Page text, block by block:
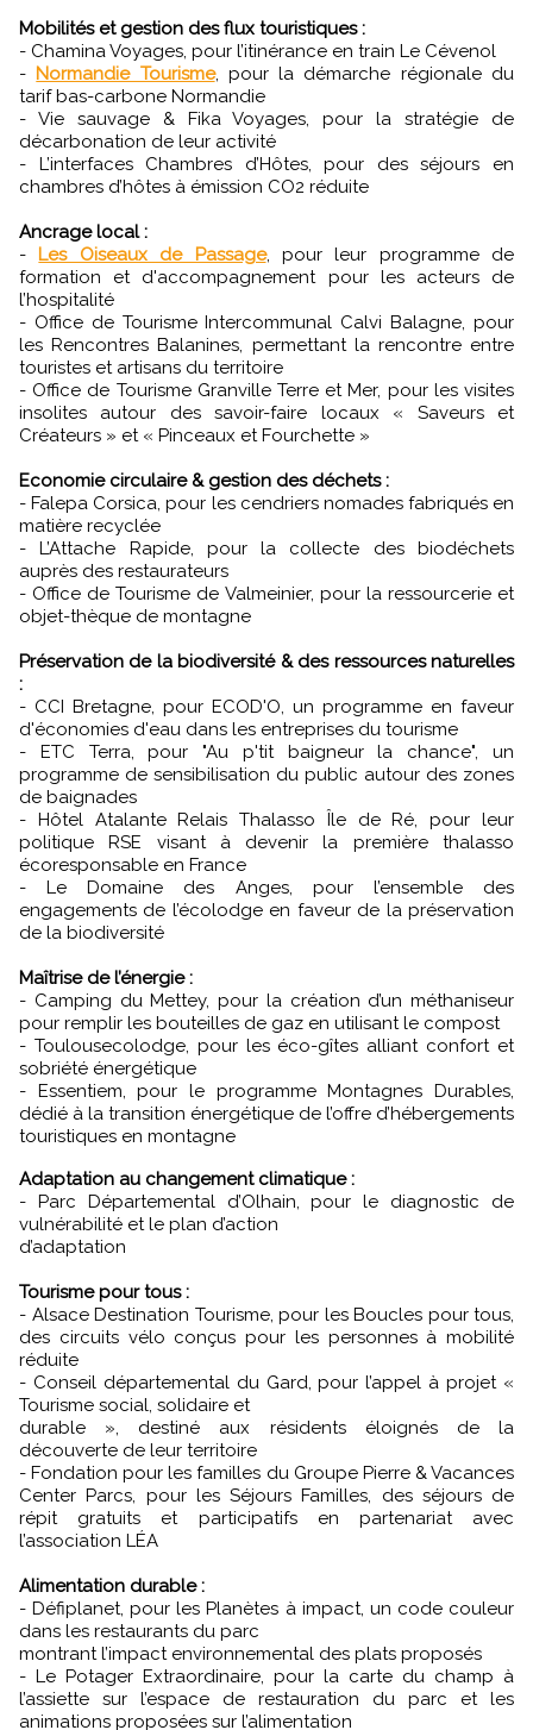
Mobilités et gestion des flux touristiques :
- Chamina Voyages, pour l’itinérance en train Le Cévenol
- Normandie Tourisme, pour la démarche régionale du
tarif bas-carbone Normandie
- Vie sauvage & Fika Voyages, pour la stratégie de
décarbonation de leur activité
- L’interfaces Chambres d’Hôtes, pour des séjours en
chambres d’hôtes à émission CO2 réduite
Ancrage local :
- Les Oiseaux de Passage, pour leur programme de
formation et d'accompagnement pour les acteurs de
l’hospitalité
- Office de Tourisme Intercommunal Calvi Balagne, pour
les Rencontres Balanines, permettant la rencontre entre
touristes et artisans du territoire
- Office de Tourisme Granville Terre et Mer, pour les visites
insolites autour des savoir-faire locaux « Saveurs et
Créateurs » et « Pinceaux et Fourchette »
Economie circulaire & gestion des déchets :
- Falepa Corsica, pour les cendriers nomades fabriqués en
matière recyclée
- L’Attache Rapide, pour la collecte des biodéchets
auprès des restaurateurs
- Office de Tourisme de Valmeinier, pour la ressourcerie et
objet-thèque de montagne
Préservation de la biodiversité & des ressources naturelles
:
- CCI Bretagne, pour ECOD'O, un programme en faveur
d'économies d'eau dans les entreprises du tourisme
- ETC Terra, pour "Au p'tit baigneur la chance", un
programme de sensibilisation du public autour des zones
de baignades
- Hôtel Atalante Relais Thalasso Île de Ré, pour leur
politique RSE visant à devenir la première thalasso
écoresponsable en France
- Le Domaine des Anges, pour l’ensemble des
engagements de l’écolodge en faveur de la préservation
de la biodiversité
Maîtrise de l’énergie :
- Camping du Mettey, pour la création d’un méthaniseur
pour remplir les bouteilles de gaz en utilisant le compost
- Toulousecolodge, pour les éco-gîtes alliant confort et
sobriété énergétique
- Essentiem, pour le programme Montagnes Durables,
dédié à la transition énergétique de l’offre d’hébergements
touristiques en montagne
Adaptation au changement climatique :
- Parc Départemental d’Olhain, pour le diagnostic de
vulnérabilité et le plan d’action
d’adaptation
Tourisme pour tous :
- Alsace Destination Tourisme, pour les Boucles pour tous,
des circuits vélo conçus pour les personnes à mobilité
réduite
- Conseil départemental du Gard, pour l’appel à projet «
Tourisme social, solidaire et
durable », destiné aux résidents éloignés de la
découverte de leur territoire
- Fondation pour les familles du Groupe Pierre & Vacances
Center Parcs, pour les Séjours Familles, des séjours de
répit gratuits et participatifs en partenariat avec
l’association LÉA
Alimentation durable :
- Défiplanet, pour les Planètes à impact, un code couleur
dans les restaurants du parc
montrant l’impact environnemental des plats proposés
- Le Potager Extraordinaire, pour la carte du champ à
l’assiette sur l’espace de restauration du parc et les
animations proposées sur l’alimentation